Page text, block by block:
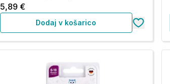
5,89 €
Dodaj v košarico